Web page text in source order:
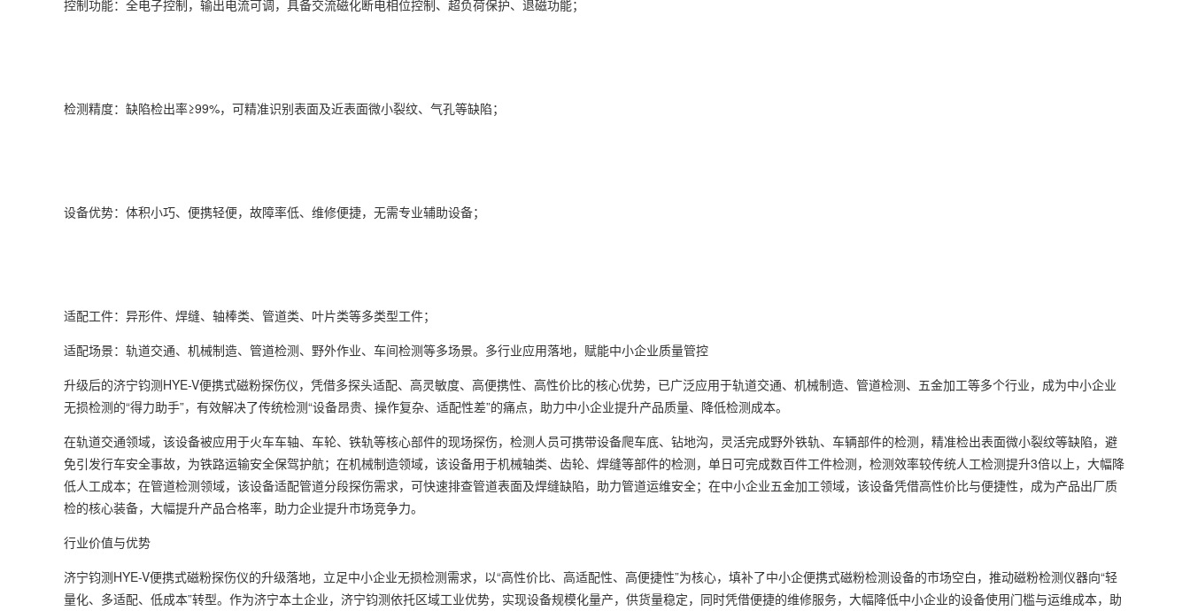
控制功能：全电子控制，输出电流可调，具备交流磁化断电相位控制、超负荷保护、退磁功能；
检测精度：缺陷检出率≥99%，可精准识别表面及近表面微小裂纹、气孔等缺陷；
设备优势：体积小巧、便携轻便，故障率低、维修便捷，无需专业辅助设备；
适配工件：异形件、焊缝、轴棒类、管道类、叶片类等多类型工件；
适配场景：轨道交通、机械制造、管道检测、野外作业、车间检测等多场景。 多行业应用落地，赋能中小企业质量管控
升级后的济宁钧测HYE-V便携式磁粉探伤仪，凭借多探头适配、高灵敏度、高便携性、高性价比的核心优势，已广泛应用于轨道交通、机械制造、管道检测、五金加工等多个行业，成为中小企业
无损检测的“得力助手”，有效解决了传统检测“设备昂贵、操作复杂、适配性差”的痛点，助力中小企业提升产品质量、降低检测成本。
在轨道交通领域，该设备被应用于火车车轴、车轮、铁轨等核心部件的现场探伤，检测人员可携带设备爬车底、钻地沟，灵活完成野外铁轨、车辆部件的检测，精准检出表面微小裂纹等缺陷，避
免引发行车安全事故，为铁路运输安全保驾护航；在机械制造领域，该设备用于机械轴类、齿轮、焊缝等部件的检测，单日可完成数百件工件检测，检测效率较传统人工检测提升3倍以上，大幅降
低人工成本；在管道检测领域，该设备适配管道分段探伤需求，可快速排查管道表面及焊缝缺陷，助力管道运维安全；在中小企业五金加工领域，该设备凭借高性价比与便捷性，成为产品出厂质
检的核心装备，大幅提升产品合格率，助力企业提升市场竞争力。
行业价值与优势
济宁钧测HYE-V便携式磁粉探伤仪的升级落地，立足中小企业无损检测需求，以“高性价比、高适配性、高便捷性”为核心，填补了中小企便携式磁粉检测设备的市场空白，推动磁粉检测仪器向“轻
量化、多适配、低成本”转型。作为济宁本土企业，济宁钧测依托区域工业优势，实现设备规模化量产，供货量稳定，同时凭借便捷的维修服务，大幅降低中小企业的设备使用门槛与运维成本，助